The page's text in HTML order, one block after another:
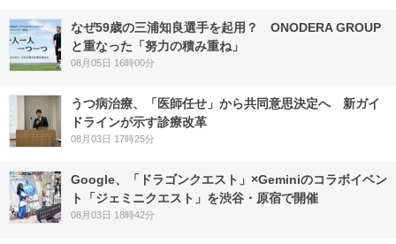
なぜ59歳の三浦知良選手を起用？ ONODERA GROUP
と重なった「努力の積み重ね」
08月05日 16時00分
うつ病治療、「医師任せ」から共同意思決定へ 新ガイ
ドラインが示す診療改革
08月03日 17時25分
Google、「ドラゴンクエスト」×Geminiのコラボイベン
ト「ジェミニクエスト」を渋谷・原宿で開催
08月03日 18時42分